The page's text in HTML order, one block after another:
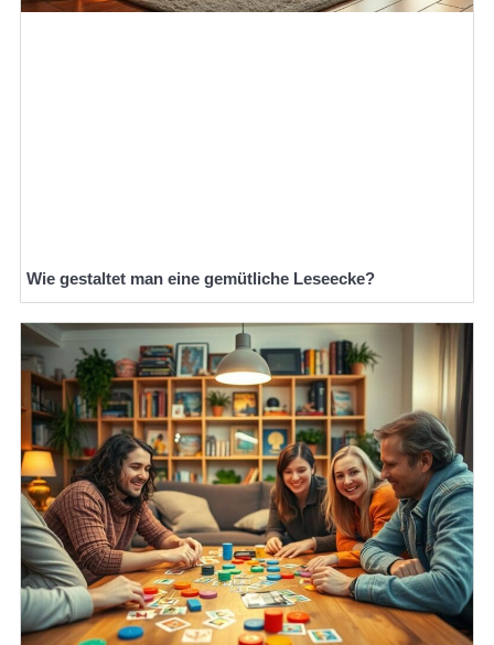
Wie gestaltet man eine gemütliche Leseecke?